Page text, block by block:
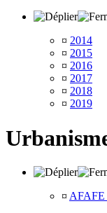
¤ 2014
¤ 2015
¤ 2016
¤ 2017
¤ 2018
¤ 2019
¤ AFAFE